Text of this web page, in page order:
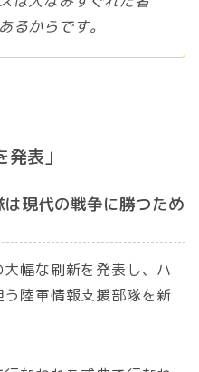
るからです。
表」
現代の戦争に勝つため
幅な刷新を発表し、ハ
陸軍情報支援部隊を新